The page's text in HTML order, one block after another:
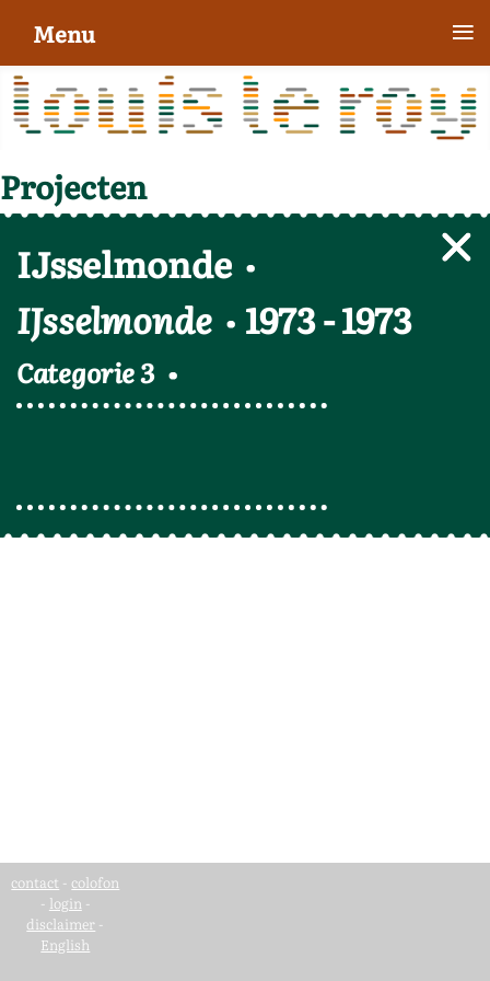
Projecten
IJsselmonde
IJsselmonde
1973-1973
Categorie 3
contact - colofon
- login -
disclaimer -
English
Menu ≡